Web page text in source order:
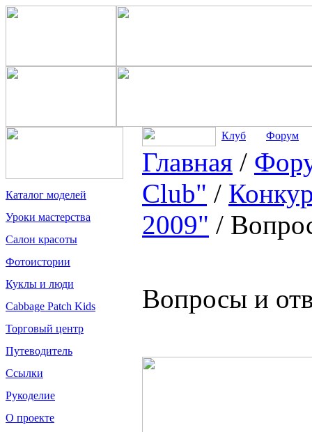
Каталог моделей
Уроки мастерства
Салон красоты
Фотоистории
Куклы и люди
Cabbage Patch Kids
Торговый центр
Путеводитель
Ссылки
Рукоделие
О проекте
Клуб Форум
Главная /
Club" /
2009" /
Вопросы и